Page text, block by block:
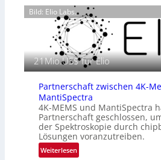
g
r
a
f
i
e
n
L
u
f
t
-
u
z
i
n
E
M
E
A
-
R
e
g
i
o
Bild: Elio Labs.
21Mio.US$ für Elio
Partnerschaft zwischen 4K-
MantiSpectra
4K-MEMS und MantiSpectra
Partnerschaft geschlossen,
der Spektroskopie durch
Lösungen voranzutreiben.
Weiterlesen: